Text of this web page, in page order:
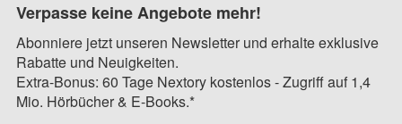
Verpasse keine Angebote mehr!
Abonniere jetzt unseren Newsletter und erhalte exklusive
Rabatte und Neuigkeiten.
Extra-Bonus: 60 Tage Nextory kostenlos - Zugriff auf 1,4
Mio. Hörbücher & E-Books.*